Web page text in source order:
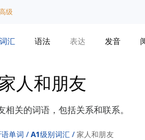
级
词汇 语法 表达 发音
人和朋友
关的词语，包括关系和联系。
单词 A1级别词汇 家人和朋友